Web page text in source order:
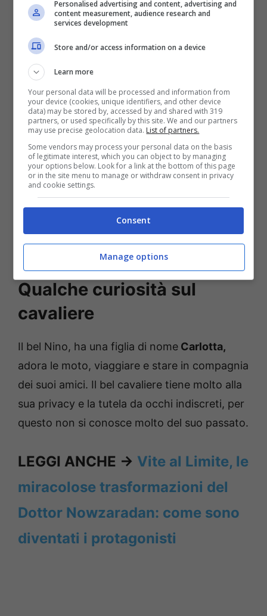
dal suo profilo Instagram, non ha ancora
trovato una donna che gli faccia battere il
cuore. Eccolo in questa foto recente, non è
cambiato affatto!
Qualche curiosità sul
cavaliere
Il bel Nino, ha una figlia di nome Carlotta,
adora le moto, viaggiare e stare in compagnia
dei suoi amici. Il bel cavaliere tiene molto alla
sua privacy e la tutela da occhi indiscreti, per
questo non si conosce molto del suo passato.
LEGGI ANCHE -> Vite al Limite, le
miracolose trasformazioni del
Dottor Nowzaradan: come sono
diventati i protagonisti
Personalised advertising and content, advertising and
content measurement, audience research and
services development
Store and/or access information on a device
Learn more
Your personal data will be processed and information from
your device (cookies, unique identifiers, and other device
data) may be stored by, accessed by and shared with 319
partners, or used specifically by this site. We and our partners
may use precise geolocation data. List of partners.
Some vendors may process your personal data on the basis
of legitimate interest, which you can object to by managing
your options below. Look for a link at the bottom of this page
or in the site menu to manage or withdraw consent in privacy
and cookie settings.
Consent
Manage options